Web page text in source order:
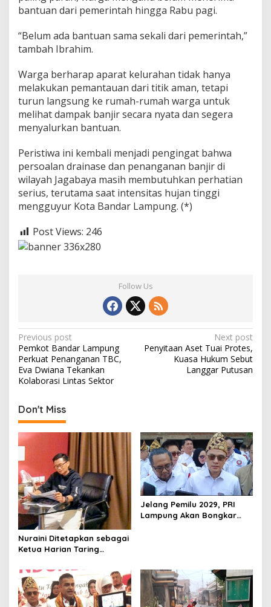
bantuan dari pemerintah hingga Rabu pagi.
“Belum ada bantuan sama sekali dari pemerintah,”
tambah Ibrahim.
Warga berharap aparat kelurahan tidak hanya
melakukan pemantauan dari titik aman, tetapi
turun langsung ke rumah-rumah warga untuk
melihat dampak banjir secara nyata dan segera
menyalurkan bantuan.
Peristiwa ini kembali menjadi pengingat bahwa
persoalan drainase dan penanganan banjir di
wilayah Jagabaya masih membutuhkan perhatian
serius, terutama saat intensitas hujan tinggi
mengguyur Kota Bandar Lampung. (*)
Post Views: 246
Follow Us
P
o
s
t
n
a
v
i
g
a
t
i
o
Previous post
Pemkot Bandar Lampung
Perkuat Penanganan TBC,
Eva Dwiana Tekankan
Kolaborasi Lintas Sektor
Next post
Penyitaan Aset Tuai Protes,
Kuasa Hukum Sebut
Langgar Putusan
Don't Miss
Nuraini Ditetapkan sebagai
Ketua Harian Taring
Jelang Pemilu 2029, PRI
Lampung Akan Bongkar